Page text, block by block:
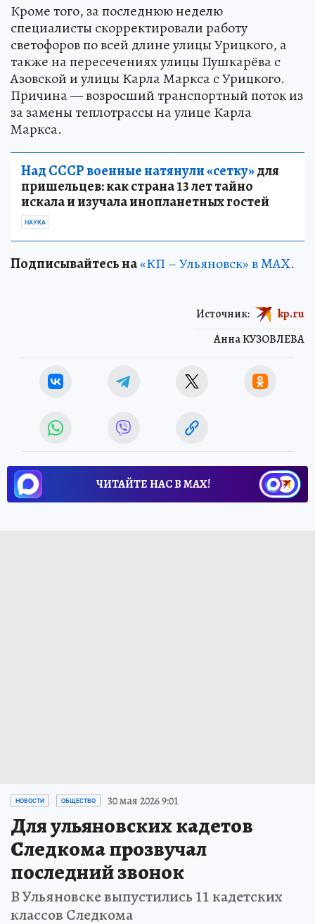
Кроме того, за последнюю неделю
специалисты скорректировали работу
светофоров по всей длине улицы Урицкого, а
также на пересечениях улицы Пушкарёва с
Азовской и улицы Карла Маркса с Урицкого.
Причина — возросший транспортный поток из
за замены теплотрассы на улице Карла
Маркса.
Над СССР военные натянули «сетку»для
пришельцев: как страна 13 лет тайно
искала и изучала инопланетных гостей
НАУКА
Подписывайтесь на«КП – Ульяновск» в MAX.
Анна КУЗОВЛЕВА
Источник: kp.ru
ЧИТАЙТЕ НАС В МАХ!
НОВОСТИ ОБЩЕСТВО 30 мая 2026 9:01
Для ульяновских кадетов
Следкома прозвучал
последний звонок
В Ульяновске выпустились 11 кадетских
классов Следкома